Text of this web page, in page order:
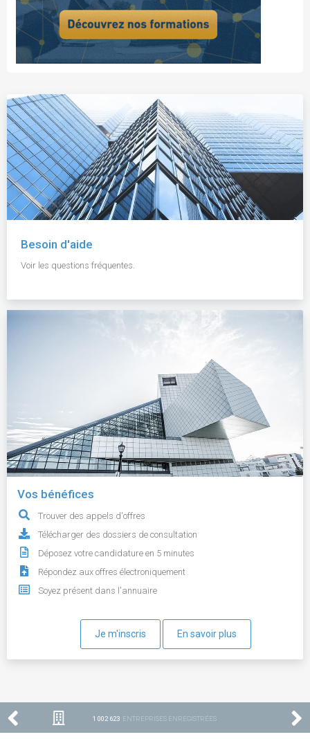
Besoin d'aide
Voir les questions fréquentes.
Vos bénéfices
Trouver des appels d'offres
Télécharger des dossiers de consultation
Déposez votre candidature en 5 minutes
Répondez aux offres électroniquement
Soyez présent dans l'annuaire
Je m'inscris En savoir plus
1 002 623 ENTREPRISES ENREGISTRÉES